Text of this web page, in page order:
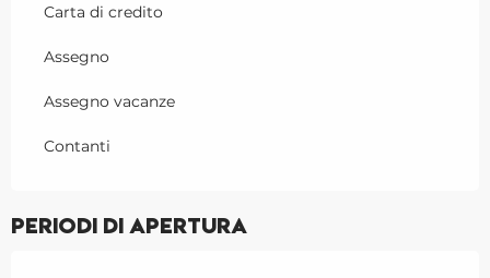
Carta di credito
Assegno
Assegno vacanze
Contanti
Periodi di apertura